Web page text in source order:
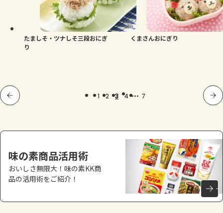
たましそ・ツナしそ三段おにぎ
り
くまさんおにぎり
1 2 3 4 ... 7
味の素商品活用術
おいしさ無限大！味の素KK商
品の活用術をご紹介！